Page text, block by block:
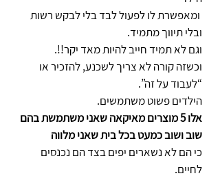
ומאפשרת לו לפעול לבד בלי לבקש רשות
ובלי תיווך מתמיד.
וגם לא תמיד חייב להיות מאד יקר!!.
וכשזה קורה לא צריך לשכנע, להזכיר או
“לעבוד על זה”.
הילדים פשוט משתמשים.
אלו 5 מוצרים מאיקאה שאני משתמשת בהם
שוב ושוב כמעט בכל בית שאני מלווה
כי הם לא נשארים יפים בצד הם נכנסים
לחיים.